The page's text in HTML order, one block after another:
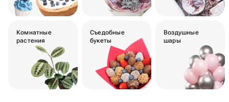
Комнатные
растения
Съедобные
букеты
Воздушные
шары